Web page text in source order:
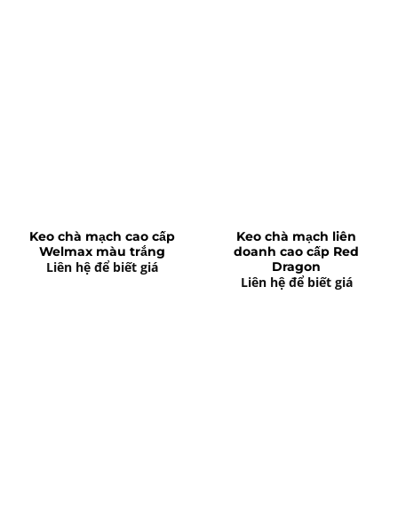
Keo chà mạch cao cấp
Welmax màu trắng
Liên hệ để biết giá
Keo chà mạch liên
doanh cao cấp Red
Dragon
Liên hệ để biết giá